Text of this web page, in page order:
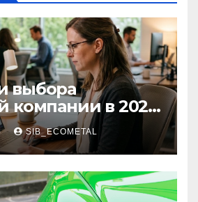
выбора
компании в 2026
и
отзывы о
SIB_ECOMETAL